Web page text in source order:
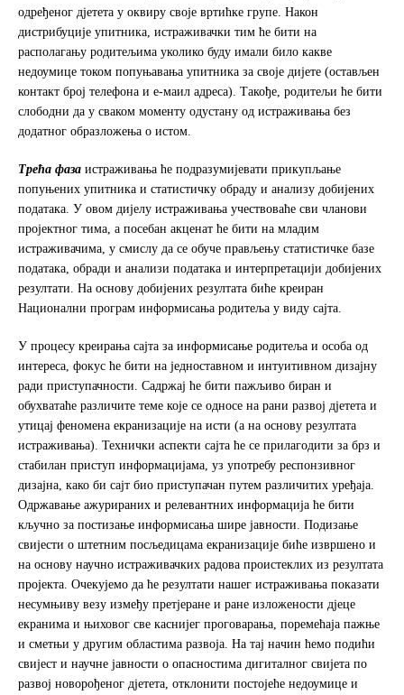
одређеног дјетета у оквиру своје вртићке групе. Након
дистрибуције упитника, истраживачки тим ће бити на
располагању родитељима уколико буду имали било какве
недоумице током попуњавања упитника за своје дијете (остављен
контакт број телефона и е-маил адреса). Такође, родитељи ће бити
слободни да у сваком моменту одустану од истраживања без
додатног образложења о истом.
Tрeћa фaзa истраживања ће пoдрaзумиjeвaти прикупљaњe
пoпуњeних упитникa и статистичку обраду и анализу добијених
података. У овом дијелу истраживања учествоваће сви чланови
пројектног тима, а посебан акценат ће бити на младим
истраживачима, у смислу да се обуче прављењу статистичке базе
података, обради и анализи података и интерпретацији добијених
резултати. На основу добијених резултата биће креиран
Нaциoнaлни прoгрaм инфoрмисaњa рoдитeљa у виду сајта.
У процесу креирања сајта за информисање родитеља и особа од
интереса, фокус ће бити на једноставном и интуитивном дизајну
ради приступачности. Садржај ће бити пажљиво биран и
обухватаће различите теме које се односе на рани развој дјетета и
утицај феномена екранизације на исти (а на основу резултата
истраживања). Технички аспекти сајта ће се прилагодити за брз и
стабилан приступ информацијама, уз употребу респонзивног
дизајна, како би сајт био приступачан путем различитих уређаја.
Одржавање ажурираних и релевантних информација ће бити
кључно за постизање информисања шире јавности. Подизање
свијести о штетним посљедицама екранизације биће извршено и
на основу научно истраживачких радова проистеклих из резултата
пројекта. Очекујемо да ће резултати нашег истраживања показати
несумњиву везу између претјеране и ране изложености дјеце
екранима и њиховог све каснијег проговарања, поремећаја пажње
и сметњи у другим областима развоја. Нa тaj нaчин ћемо пoдићи
свиjeст и научне јавности o oпaснoстимa дигитaлнoг свиjeтa пo
развој нoвoрoђeнoг дjeтeтa, отклонити постојеће недоумице и